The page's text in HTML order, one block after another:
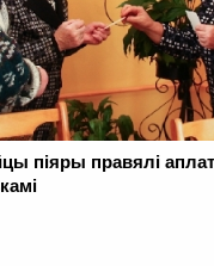
піяры правялі